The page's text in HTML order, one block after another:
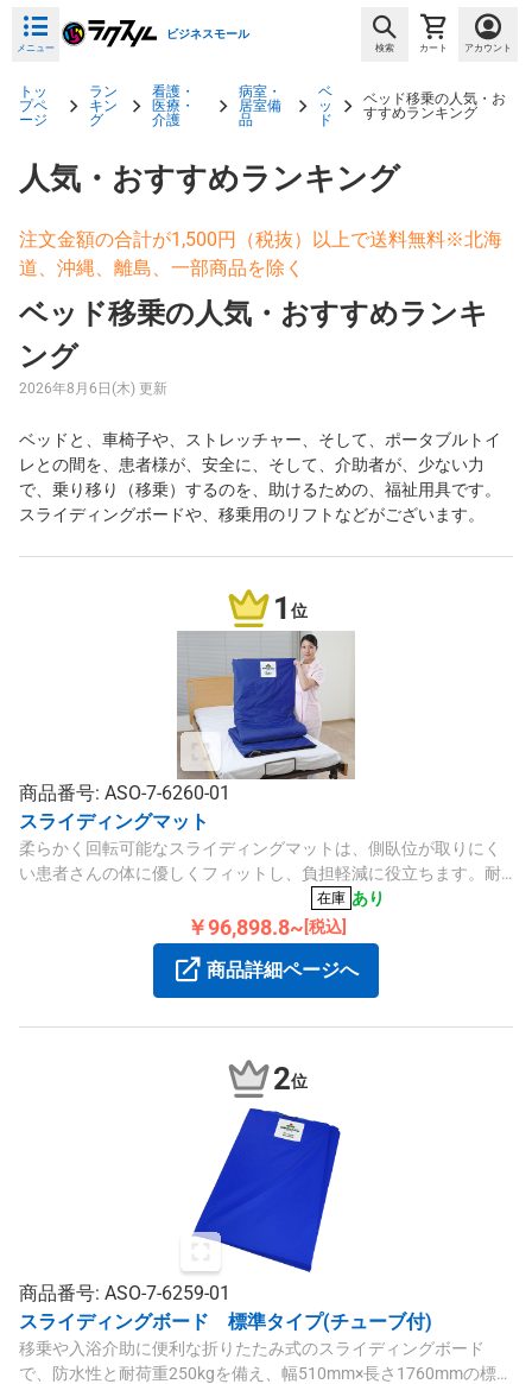
メニュー
ビジネスモール
検索 カート アカウント
トッ
プペ
ージ
ラン
キン
グ
看護・
医療・
介護
病室・
居室備
品
ベ
ッ
ド
ベッド移乗の人気・お
すすめランキング
人気・おすすめランキング
注文金額の合計が1,500円（税抜）以上で送料無料※北海
道、沖縄、離島、一部商品を除く
ベッド移乗の人気・おすすめランキ
ング
2026年8月6日(木) 更新
ベッドと、車椅子や、ストレッチャー、そして、ポータブルトイ
レとの間を、患者様が、安全に、そして、介助者が、少ない力
で、乗り移り（移乗）するのを、助けるための、福祉用具です。
スライディングボードや、移乗用のリフトなどがございます。
1 位
商品番号: ASO-7-6260-01
スライディングマット
柔らかく回転可能なスライディングマットは、側臥位が取りにく
い患者さんの体に優しくフィットし、負担軽減に役立ちます。耐
在庫 あり
￥96,898.8~ [税込]
商品詳細ページへ
2位
商品番号: ASO-7-6259-01
スライディングボード 標準タイプ(チューブ付)
移乗や入浴介助に便利な折りたたみ式のスライディングボード
で、防水性と耐荷重250kgを備え、幅510mm×長さ1760mmの標準